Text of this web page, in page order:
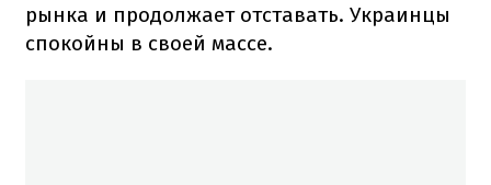
рынка и продолжает отставать. Украинцы
спокойны в своей массе.